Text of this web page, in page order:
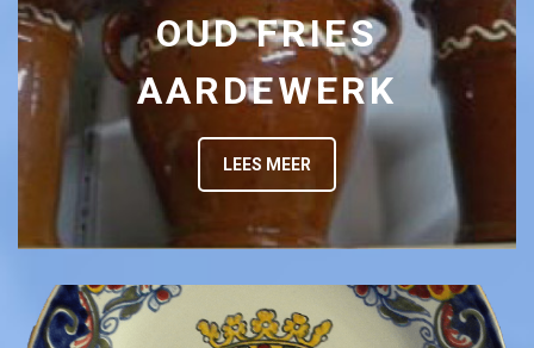
OUD FRIES
AARDEWERK
LEES MEER